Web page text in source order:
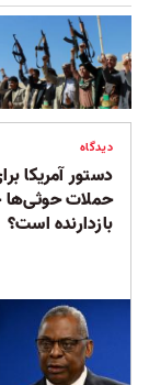
دیدگاه
دستور آمریکا
حملات حوثی‌ها
بازدارنده است؟